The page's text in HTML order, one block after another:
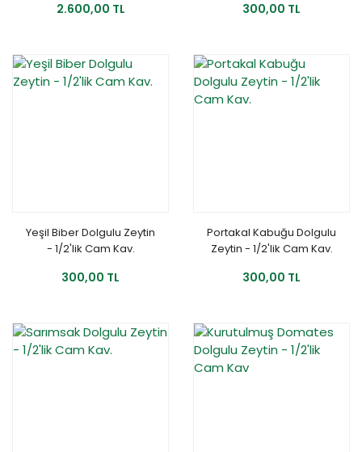
2.600,00 TL 300,00 TL
Yeşil Biber Dolgulu Zeytin
- 1/2'lik Cam Kav.
300,00 TL
Portakal Kabuğu Dolgulu
Zeytin - 1/2'lik Cam Kav.
300,00 TL